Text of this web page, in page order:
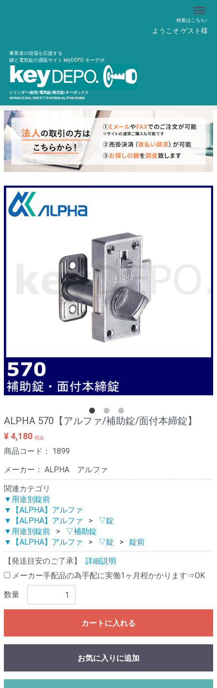
検索はこちら↑
ようこそ ゲスト様
事業者の現場を応援する
鍵と電気錠の通販サイト keyDEPO.キーデポ
シリンダー/錠前/電気錠/南京錠/キーボックス
MIWA/GOAL/WEST/SHOWA/ALPHA/KABA
Menu
ALPHA 570【アルファ/補助錠/面付本締錠】
¥ 4,180 税込
商品コード： 1899
メーカー： ALPHA アルファ
関連カテゴリ
▼用途別錠前
▼【ALPHA】アルファ
▼【ALPHA】アルファ
▽錠
▼用途別錠前
▽補助錠
▼【ALPHA】アルファ
▽錠 錠前
【発送目安のご了承】
詳細説明
メーカー手配品の為手配に実働1ヶ月程かかります⇒OK
数量
カートに入れる
お気に入りに追加